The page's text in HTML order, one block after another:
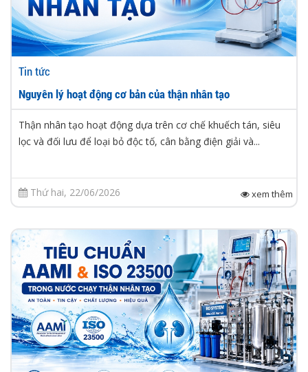
Tin tức
Nguyên lý hoạt động cơ bản của thận nhân tạo
Thận nhân tạo hoạt động dựa trên cơ chế khuếch tán, siêu
lọc và đối lưu để loại bỏ độc tố, cân bằng điện giải và...
Thứ hai, 22/06/2026 xem thêm